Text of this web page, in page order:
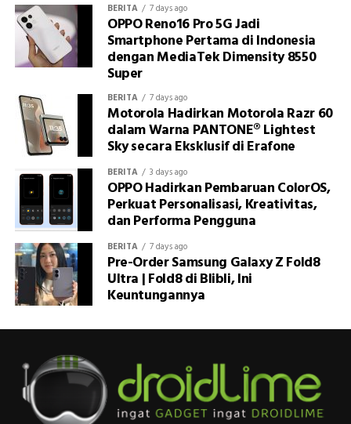
BERITA 7 days ago
OPPO Reno16 Pro 5G Jadi
Smartphone Pertama di Indonesia
dengan MediaTek Dimensity 8550
Super
BERITA 7 days ago
Motorola Hadirkan Motorola Razr 60
dalam Warna PANTONE® Lightest
Sky secara Eksklusif di Erafone
BERITA 3 days ago
OPPO Hadirkan Pembaruan ColorOS,
Perkuat Personalisasi, Kreativitas,
dan Performa Pengguna
BERITA 7 days ago
Pre-Order Samsung Galaxy Z Fold8
Ultra | Fold8 di Blibli, Ini
Keuntungannya